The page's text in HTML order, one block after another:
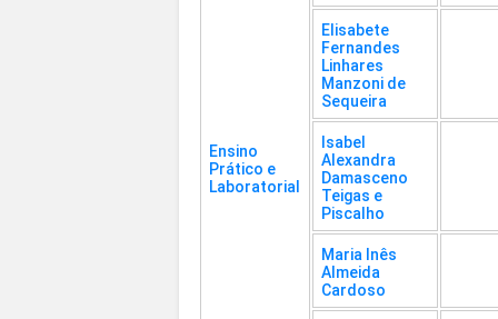
Ensino
Prático e
Laboratorial
Elisabete
Fernandes
Linhares
Manzoni de
Sequeira
Isabel
Alexandra
Damasceno
Teigas e
Piscalho
Maria Inês
Almeida
Cardoso